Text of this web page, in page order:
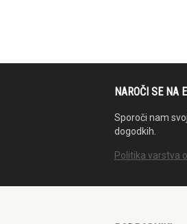
NAROČI SE NA
Sporoči nam
dogodkih.
Politika varstva